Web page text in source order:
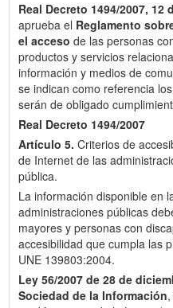
Real Decreto 1494/2007, 12
aprueba el Reglamento
el acceso de las personas
productos y servicios
información y medios de
se indican como referencia
serán de obligado
Real Decreto 1494/2007
Artículo 5. Criterios de
de Internet de las
pública.
La información disponible en
administraciones públicas
mayores y personas con
accesibilidad que cumpla las
UNE 139803:2004.
Ley 56/2007 de 28 de
Sociedad de la Información